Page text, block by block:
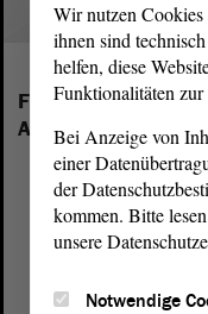
Folgende
Anhalt vertreten:
Wir nutzen Cookies
ihnen sind
helfen, diese
Funktionalitäten
Bei Anzeige von
einer
der
kommen. Bitte
unsere
Notwendige